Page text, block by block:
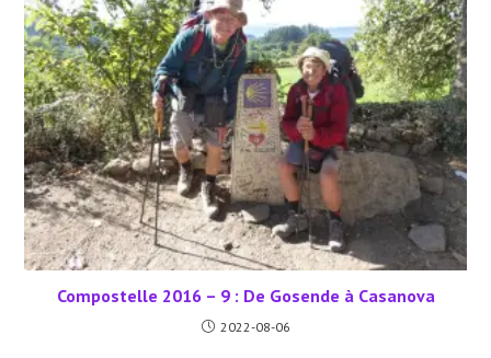
Compostelle 2016 – 9 : De Gosende à Casanova
2022-08-06